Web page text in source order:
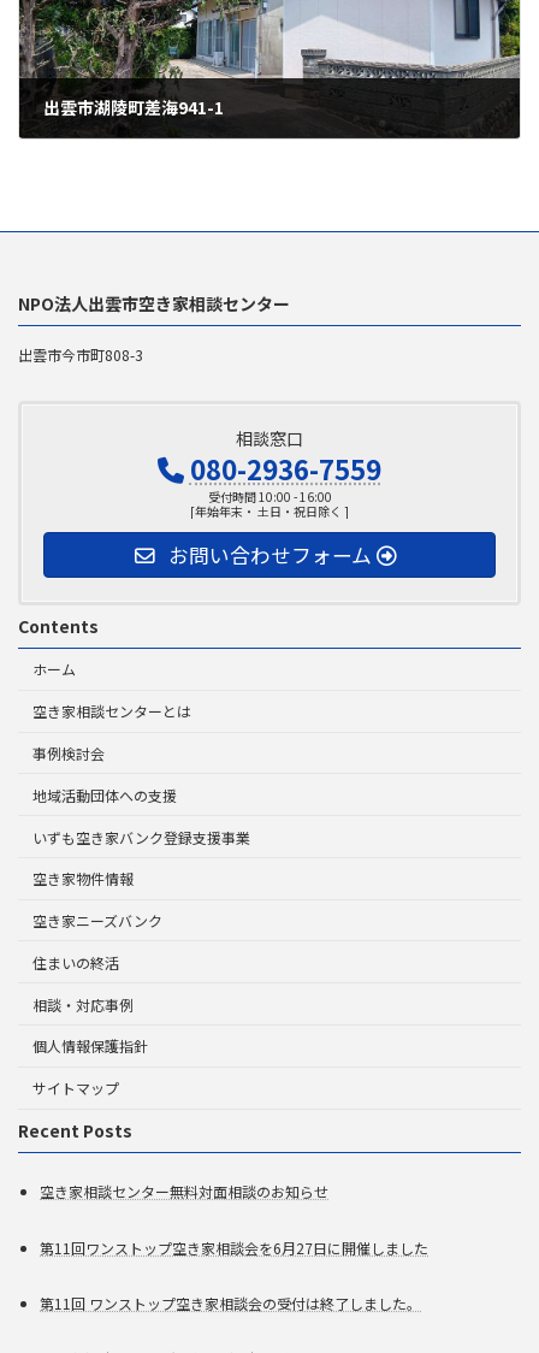
出雲市湖陵町差海941-1
NPO法人出雲市空き家相談センター
出雲市今市町808-3
相談窓口
080-2936-7559
受付時間 10:00 - 16:00
[年始年末・ 土日・祝日除く ]
お問い合わせフォーム
Contents
ホーム
空き家相談センターとは
事例検討会
地域活動団体への支援
いずも空き家バンク登録支援事業
空き家物件情報
空き家ニーズバンク
住まいの終活
相談・対応事例
個人情報保護指針
サイトマップ
Recent Posts
空き家相談センター無料対面相談のお知らせ
第11回ワンストップ空き家相談会を6月27日に開催しました
第11回 ワンストップ空き家相談会の受付は終了しました。